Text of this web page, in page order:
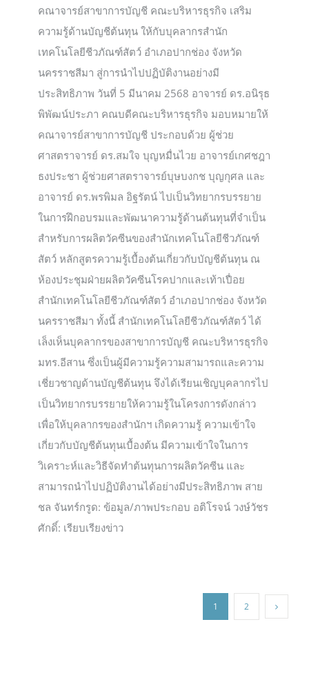
คณาจารย์สาขาการบัญชี คณะบริหารธุรกิจ เสริม
ความรู้ด้านบัญชีต้นทุน ให้กับบุคลากรสำนัก
เทคโนโลยีชีวภัณฑ์สัตว์ อำเภอปากช่อง จังหวัด
นครราชสีมา สู่การนำไปปฏิบัติงานอย่างมี
ประสิทธิภาพ วันที่ 5 มีนาคม 2568 อาจารย์ ดร.อนิรุธ
พิพัฒน์ประภา คณบดีคณะบริหารธุรกิจ มอบหมายให้
คณาจารย์สาขาการบัญชี ประกอบด้วย ผู้ช่วย
ศาสตราจารย์ ดร.สมใจ บุญหมื่นไวย อาจารย์เกศชฎา
ธงประชา ผู้ช่วยศาสตราจารย์บุษบงกช บุญกุศล และ
อาจารย์ ดร.พรพิมล อิฐรัตน์ ไปเป็นวิทยากรบรรยาย
ในการฝึกอบรมและพัฒนาความรู้ด้านต้นทุนที่จำเป็น
สำหรับการผลิตวัคซีนของสำนักเทคโนโลยีชีวภัณฑ์
สัตว์ หลักสูตรความรู้เบื้องต้นเกี่ยวกับบัญชีต้นทุน ณ
ห้องประชุมฝ่ายผลิตวัคซีนโรคปากและเท้าเปื่อย
สำนักเทคโนโลยีชีวภัณฑ์สัตว์ อำเภอปากช่อง จังหวัด
นครราชสีมา ทั้งนี้ สำนักเทคโนโลยีชีวภัณฑ์สัตว์ ได้
เล็งเห็นบุคลากรของสาขาการบัญชี คณะบริหารธุรกิจ
มทร.อีสาน ซึ่งเป็นผู้มีความรู้ความสามารถและความ
เชี่ยวชาญด้านบัญชีต้นทุน จึงได้เรียนเชิญบุคลากรไป
เป็นวิทยากรบรรยายให้ความรู้ในโครงการดังกล่าว
เพื่อให้บุคลากรของสำนักฯ เกิดความรู้ ความเข้าใจ
เกี่ยวกับบัญชีต้นทุนเบื้องต้น มีความเข้าใจในการ
วิเคราะห์และวิธีจัดทำต้นทุนการผลิตวัคซีน และ
สามารถนำไปปฏิบัติงานได้อย่างมีประสิทธิภาพ สาย
ชล จันทร์กรูด: ข้อมูล/ภาพประกอบ อติโรจน์ วงษ์วัชร
ศักดิ์: เรียบเรียงข่าว
1 2